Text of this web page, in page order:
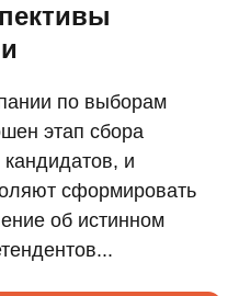
по выборам
этап сбора
и
сформировать
об истинном